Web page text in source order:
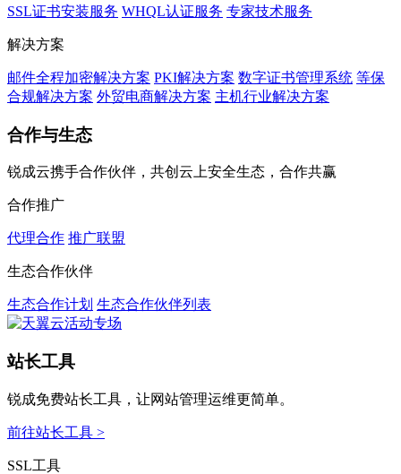
SSL证书安装服务 WHQL认证服务 专家技术服务
解决方案
邮件全程加密解决方案 PKI解决方案 数字证书管理系统 等保
合规解决方案 外贸电商解决方案 主机行业解决方案
合作与生态
锐成云携手合作伙伴，共创云上安全生态，合作共赢
合作推广
代理合作 推广联盟
生态合作伙伴
生态合作计划 生态合作伙伴列表
站长工具
锐成免费站长工具，让网站管理运维更简单。
前往站长工具 >
SSL工具